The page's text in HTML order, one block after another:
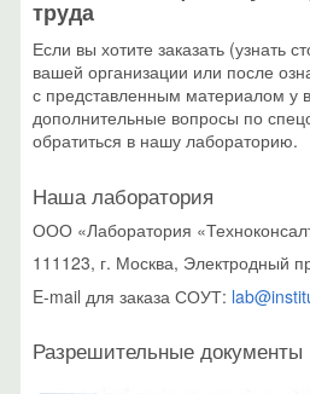
труда
Если вы хотите заказать (узнать
вашей организации или после
с представленным материалом у
дополнительные вопросы по
обратиться в нашу лабораторию.
Наша лаборатория
ООО «Лаборатория
111123, г. Москва, Электродный
E-mail для заказа СОУТ:
Разрешительные документы